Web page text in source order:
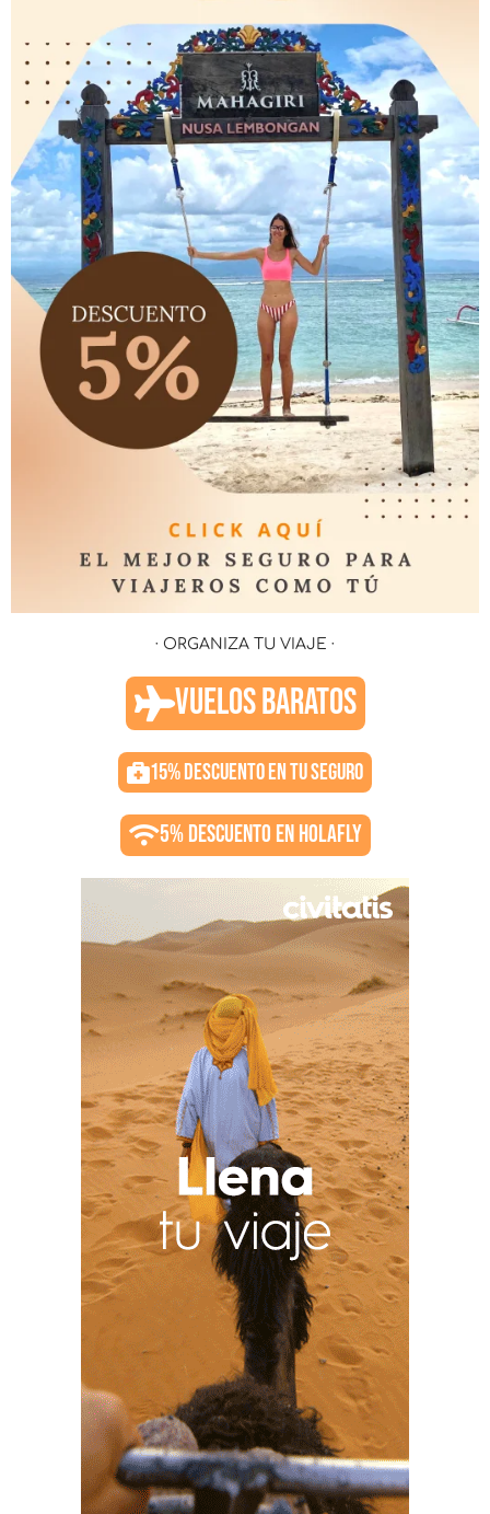
· ORGANIZA TU VIAJE ·
VUELOS BARATOS
15% DESCUENTO EN TU SEGURO
5% DESCUENTO EN HOLAFLY